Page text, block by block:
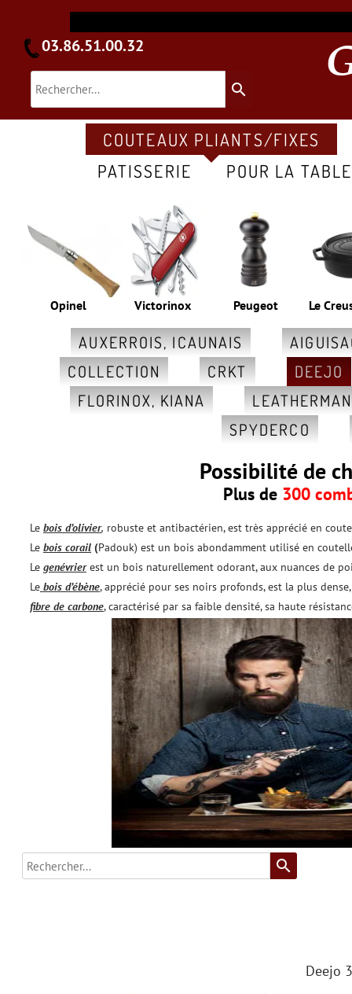
search
AUXERROIS, ICAUNAIS
COLLECTION
CRKT
DEEJO
FLORINOX, KIANA
LEATHERMAN
SPYDERCO
Peugeot Le
Victorinox
Opinel
COUTEAUX PLIANTS/FIXES
PATISSERIE
POUR LA TABLE
03.86.51.00.32
Possibilité de
Plus de 300
Le bois d’olivier, robuste et antibactérien, est très apprécié en
Le bois corail (Padouk) est un bois abondamment utilisé en
Le genévrierest un bois naturellement odorant, aux nuances de
Le bois d’ébène, apprécié pour ses noirs profonds, est la plus
fibre de carbone, caractérisé par sa faible densité, sa haute
search
Deejo